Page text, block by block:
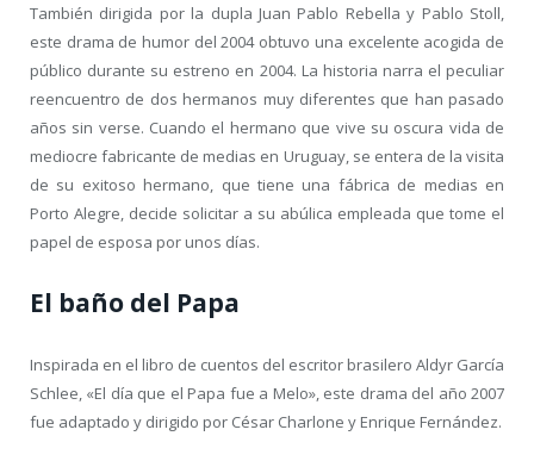
También dirigida por la dupla Juan Pablo Rebella y Pablo Stoll,
este drama de humor del 2004 obtuvo una excelente acogida de
público durante su estreno en 2004. La historia narra el peculiar
reencuentro de dos hermanos muy diferentes que han pasado
años sin verse. Cuando el hermano que vive su oscura vida de
mediocre fabricante de medias en Uruguay, se entera de la visita
de su exitoso hermano, que tiene una fábrica de medias en
Porto Alegre, decide solicitar a su abúlica empleada que tome el
papel de esposa por unos días.
El baño del Papa
Inspirada en el libro de cuentos del escritor brasilero Aldyr García
Schlee, «El día que el Papa fue a Melo», este drama del año 2007
fue adaptado y dirigido por César Charlone y Enrique Fernández.